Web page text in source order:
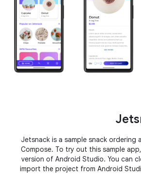
Jetsnack is a sample snack
Compose. To try out this sample
version of Android Studio. You can
import the project from Android